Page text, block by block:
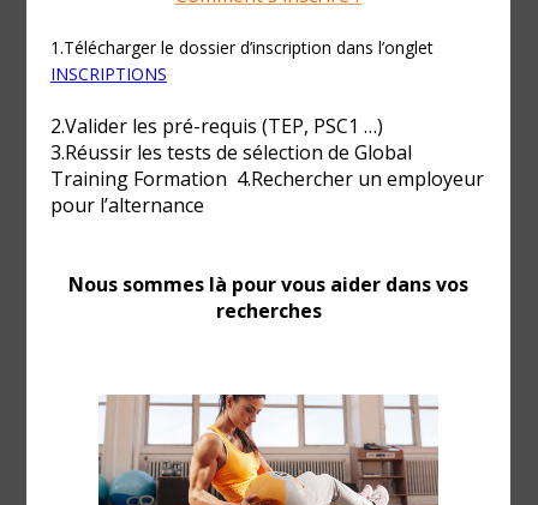
de l’Éducation Populaire et du Sport) est le diplôme qu’il
portes de l’encadrement sportif rémunéré.
Concrètement, le BPJEPS vous permet d’exercer
animer des séances, encadrer des groupes et
développer des projets sportifs. Ce diplôme d’État est
associations, collectivités.
Dans cet article, vous découvrirez le rôle exact du
BPJEPS dans le secteur sportif. Nous aborderons les